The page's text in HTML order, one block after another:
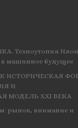
Техноутопия
в машинное будущее
ИСТОРИЧЕСКАЯ
И
МОДЕЛЬ XXI ВЕКА
рынок, внимание и